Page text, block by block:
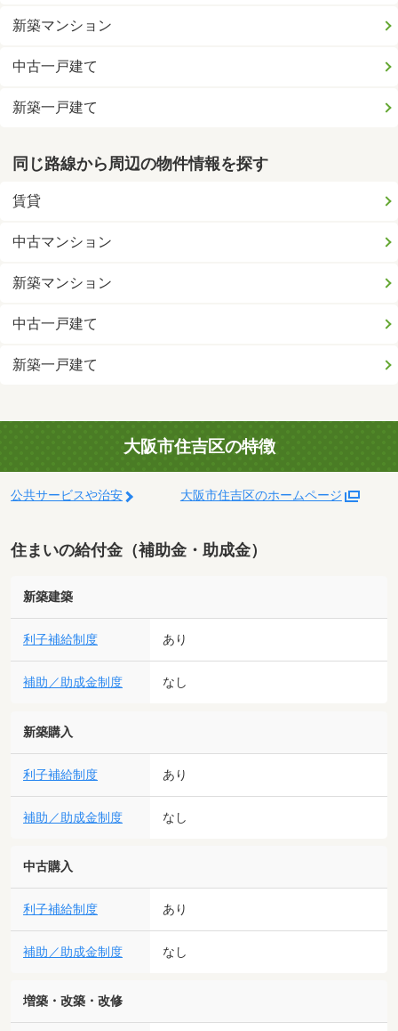
新築マンション
中古一戸建て
新築一戸建て
同じ路線から周辺の物件情報を探す
賃貸
中古マンション
新築マンション
中古一戸建て
新築一戸建て
大阪市住吉区の特徴
公共サービスや治安 大阪市住吉区のホームページ
住まいの給付金（補助金・助成金）
新築建築
利子補給制度 あり
補助／助成金制度 なし
新築購入
利子補給制度 あり
補助／助成金制度 なし
中古購入
利子補給制度 あり
補助／助成金制度 なし
増築・改築・改修